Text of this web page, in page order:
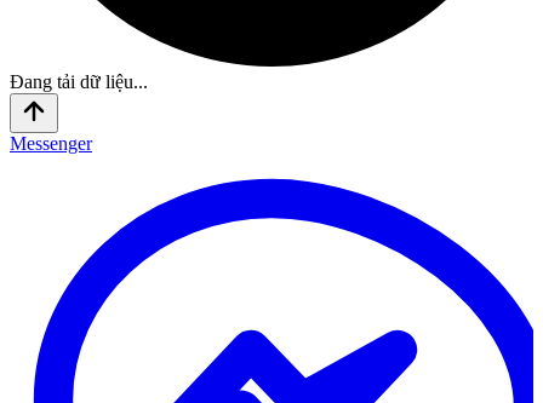
Đang tải dữ liệu...
Messenger